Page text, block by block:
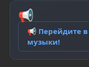
📢
📢 Перейдите
музыки!